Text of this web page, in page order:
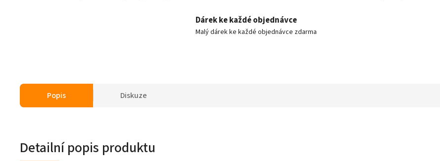
Dárek ke každé objednávce
Malý dárek ke každé objednávce zdarma
Popis Diskuze
Detailní popis produktu